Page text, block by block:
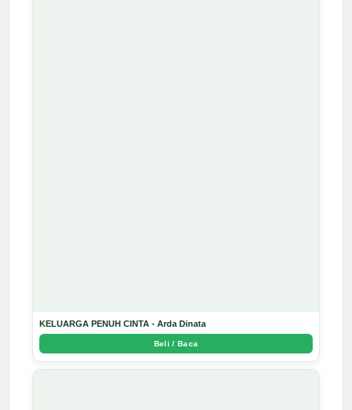
KELUARGA PENUH CINTA - Arda Dinata
Beli / Baca